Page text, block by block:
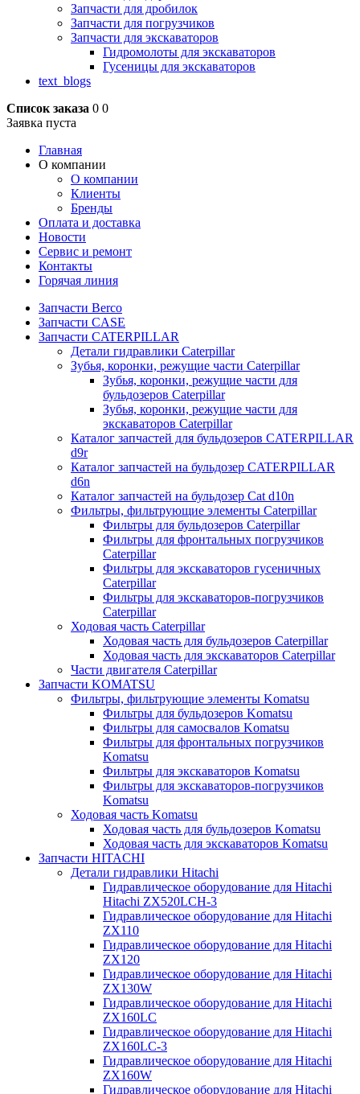
Запчасти для дробилок
Запчасти для погрузчиков
Запчасти для экскаваторов
Гидромолоты для экскаваторов
Гусеницы для экскаваторов
text_blogs
Список заказа 0 0
Заявка пуста
Главная
О компании
О компании
Клиенты
Бренды
Оплата и доставка
Новости
Сервис и ремонт
Контакты
Горячая линия
Запчасти Berco
Запчасти CASE
Запчасти CATERPILLAR
Детали гидравлики Caterpillar
Зубья, коронки, режущие части Caterpillar
Зубья, коронки, режущие части для
бульдозеров Caterpillar
Зубья, коронки, режущие части для
экскаваторов Caterpillar
Каталог запчастей для бульдозеров CATERPILLAR
d9r
Каталог запчастей на бульдозер CATERPILLAR
d6n
Каталог запчастей на бульдозер Сat d10n
Фильтры, фильтрующие элементы Caterpillar
Фильтры для бульдозеров Caterpillar
Фильтры для фронтальных погрузчиков
Caterpillar
Фильтры для экскаваторов гусеничных
Caterpillar
Фильтры для экскаваторов-погрузчиков
Caterpillar
Ходовая часть Caterpillar
Ходовая часть для бульдозеров Caterpillar
Ходовая часть для экскаваторов Caterpillar
Части двигателя Caterpillar
Запчасти KOMATSU
Фильтры, фильтрующие элементы Komatsu
Фильтры для бульдозеров Komatsu
Фильтры для самосвалов Komatsu
Фильтры для фронтальных погрузчиков
Komatsu
Фильтры для экскаваторов Komatsu
Фильтры для экскаваторов-погрузчиков
Komatsu
Ходовая часть Komatsu
Ходовая часть для бульдозеров Komatsu
Ходовая часть для экскаваторов Komatsu
Запчасти HITACHI
Детали гидравлики Hitachi
Гидравлическое оборудование для Hitachi
Hitachi ZX520LCH-3
Гидравлическое оборудование для Hitachi
ZX110
Гидравлическое оборудование для Hitachi
ZX120
Гидравлическое оборудование для Hitachi
ZX130W
Гидравлическое оборудование для Hitachi
ZX160LC
Гидравлическое оборудование для Hitachi
ZX160LC-3
Гидравлическое оборудование для Hitachi
ZX160W
Гидравлическое оборудование для Hitachi